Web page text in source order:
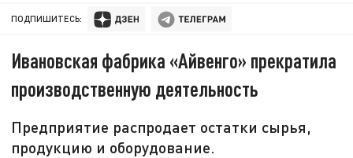
ПОДПИШИТЕСЬ:
Ивановская фабрика «Айвенго» прекратила
производственную деятельность
Предприятие распродает остатки сырья,
продукцию и оборудование.